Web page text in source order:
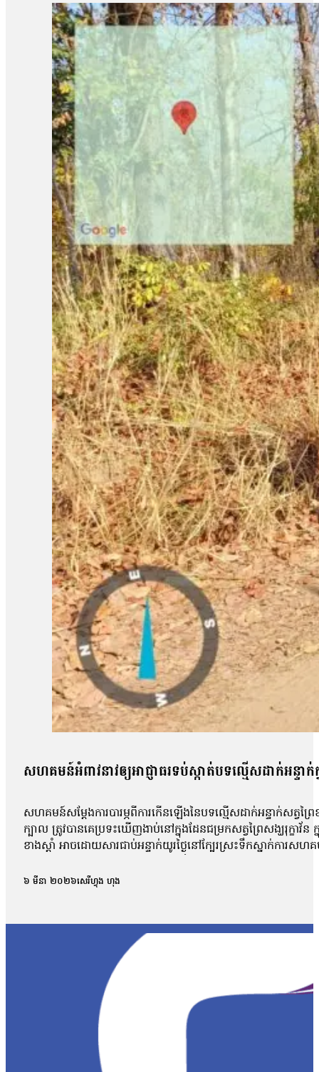
យុវជន កៀរគរយុវជនដើម្បីជំរុញទំនាក់ទំនងការការពាធនធានធម្មជ
ថ្ងៃផង ឬលក់អនុផលសម្រាប់ចំណូលគ្រួសារផង។ យុវជនលើកឡើងថា ៖
ដឹងហើយថានៅតំបន់ណាដែលអត់សូវមានព្រៃឈើវាទាល់តែមានបញ្ហាមួយគឺ
អាកាសធាតុច្រើន»។ ស្រដៀងគ្នានេះដែរ កញ្ញា លុយ លីហ្សា ជានិស្សិត
ស្ទិក និងចូលរួមរាល់សកម្មភាពដែលទាក់ទងនឹងព្រៃឈើ ដូចជាការដាំ
ដើមឈើមួយមិនមែនយើងដាំដើមតែមួយឆ្នាំពីរឆ្នាំហើយវាធំអីបានម
មនុស្សស្រឡាញ់ព្រៃឈើគាត់ចង់ថែរក្សាការពារទុកឲ្យក្មេងៗជំនាន់
មានកាំភ្លើងអត់មានអីអ៊ីចឹងអាចនឹងមានគ្រោះថ្នាក់អ៊ីចឹង»។ ក្រៅពីយុវ
នេះ ព្រះអង្គទទួលបានបទពិសោធន៍ថ្មីៗ ដូចជាការគណនាពីទំហំដើមឈ
ទឹកចិត្តដល់យុវជនដទៃទៀត ឱ្យមានការចូលរួមក្នុងការការពារបរិស្ថាន
រីឯយុវជន កែវ ប៊ុនហៀង ជានិស្សិតឆ្នាំទី២ នៅសកលវិទ្យាល័យវេស្ទឺននិ
ព្រៃឈើនៅកម្ពុជា។ យុវជនបានលើកឡើងថា៖ « ខ្ញុំយល់ថាមនុស្សយើង
យើងក៏រងការគំរាមកំហែងដែរ ដូច្នេះយើងត្រូវគិតឡើងវិញពីយុត្តិធម៌បរិ
តូចៗដែលខ្លួនអាចធ្វើបាន។ ក្រៅពីនោះ លោកក៏អំពាវនាវឱ្យរដ្ឋាភិ
ខ្វះនិរន្តរភាព ដែលវាធ្វើឲ្យអវិជ្ជមានជាច្រើន ដូចជាអយុត្តិធម៍ស
ទាក់ទងនឹងការកាពារធនធាន កាពារព្រៃឈើ»។ ចំណែកយុវជន ណុល
កាបូន ដែលប្រទេសយើងអាចលក់ទៅឱ្យប្រទេសដទៃដែលបានបញ្ចេញជ
នាមជាយុវជនម្នាក់ ក្នុងចំណោម យុវជនជាច្រើន ផ្សេងទៀត ដែលបា
មានការថែរក្សាការពារបន្ថែមទៀត។ លើសពីនេះទៀត ក៏នឹងទាក់
មូលហេតុនៃការប្រែប្រួលអាកាសធាតុ វិធីកាត់បន្ថយបញ្ហា ឥណទានកា
ឈ្វេងយល់អំពីសិទ្ធិរបស់ខ្លួន ដើម្បីជាប្រយោជន៍ក្នុងការអនុវត្តសិទ្ធិរប
សហគមន៍អំពាវនាវឲ្យអាជ្ញាធរទប់ស្កាត់បទល្មើសដាក់អន្ទាក់
សហគមន៍សម្តែងការបារម្ភពីការកើនឡើងនៃបទល្មើសដាក់អន្ទាក់សត្វព្រ
ក្បាល ត្រូវបានគេប្រទះឃើញងាប់នៅក្នុងដែនជម្រកសត្វព្រៃសង្ឃរុក្ខា
ខាងស្ដាំ អាចដោយសារជាប់អន្ទាក់យូរថ្ងៃនៅក្បែរស្រះទឹកស្នាក់កា
បន្ទាប់ដែរ។ ព្រះតេជព្រះគុណ មានថេរដីកា៖ «សត្វទង្សោងហ្នឹងវាម
ច្នៃ បរបាញ់សត្វក្នុងដែនជម្រកសត្វព្រៃសង្ឃរុក្ខាវ័ន ដែលបន្តកើតមាន
ទូលាយដើម្បីការពារសត្វព្រៃនៅកម្ពុជា។ កាលពីឆ្នាំ២០២២ ក្រសួងបរិស្
ផ្សព្វផ្សាយអប់រំអំពីផលប៉ះពាល់ដោយសារអន្ទាក់ទៅលើជីវិត សត្វ និងជីវិត
អន្ទាក់ខុសច្បាប់ និងការលុបបំបាត់ការជួញដូរសាច់សត្វព្រៃ ក៏ដូចជាបង្
បង្ហាញពីការថយចុះ ៤៤% នៃអត្រារីករាលដាលនៃអន្ទាក់បើប្រៀប
សម្រាប់សហគមន៍ក្នុងដែនជម្រក ដែលសហគមន៍ និងអាជ្ញាធរពាក់ព័ន្ធត្រូវ
មាន ហើយវាចូលរួមបំផ្លិចបំផ្លាញសត្វច្រើនមែនទែន។ យើងមើលឃើ
ស្លាប់ ហើយការចរាចរជួញដូរសត្វព្រែក៏នៅតែមាន អីចឹងពីខ្ញុំទៅ ខ្ញុំមើ
ទុកដាក់ជាងមុន ដើម្បីចូលរួមលុបបំបាត់ការដាក់អន្ទាក់។ ខ្ញុំមើលឃើញថ
៦ មីនា ២០២៦សេរីហ្វុង ហុង